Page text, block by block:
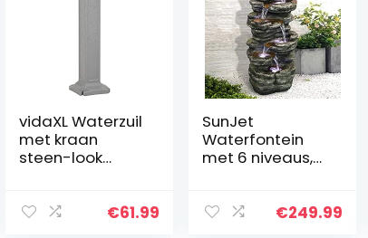
vidaXL Waterzuil
met kraan
steen-look
€61.99
SunJet
Waterfontein
met 6 niveaus,
waterval met
€249.99